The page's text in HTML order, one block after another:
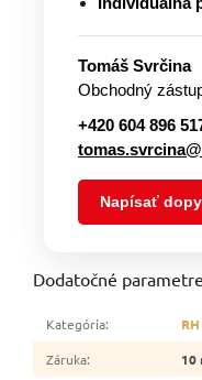
Tomáš Svrčina
Obchodný
+420 604 896
Napísať
Dodatočné parametre
Kategória:
Záruka:
10